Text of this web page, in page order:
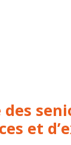
des
et